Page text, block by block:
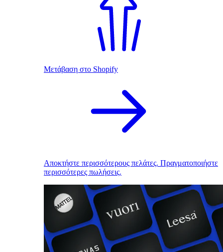
Μετάβαση στο Shopify
Αποκτήστε περισσότερους πελάτες. Πραγματοποιήστε
περισσότερες πωλήσεις.